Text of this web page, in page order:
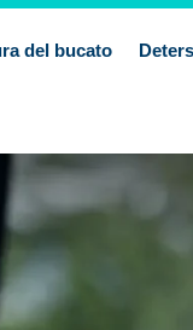
del bucato